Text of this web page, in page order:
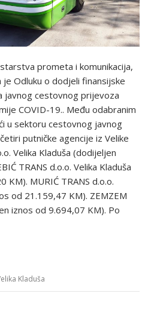
prometa i komunikacija,
Odluku o dodjeli finansijske
javnog cestovnog prijevoza
COVID-19.. Među odabranim
u sektoru cestovnog javnog
putničke agencije iz Velike
Velika Kladuša (dodijeljen
TRANS d.o.o. Velika Kladuša
MURIĆ TRANS d.o.o.
od 21.159,47 KM). ZEMZEM
iznos od 9.694,07 KM). Po
Kladuša